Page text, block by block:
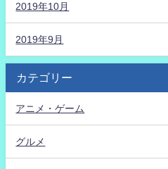
2019年10月
2019年9月
カテゴリー
アニメ・ゲーム
グルメ